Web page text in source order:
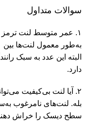
سوالات متداول
۱. عمر متوسط لنت ترمز چقدر است؟
البته این عدد به سبک
دارد.
۲. آیا لنت بی‌کیفیت می‌تواند به دیسک ترمز آسیب بزند؟
بله. لنت‌های نامرغوب
سطح دیسک را خراش دهند